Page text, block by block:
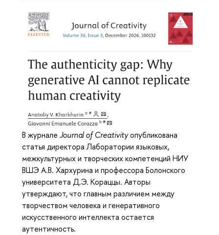
В журнале Journal of Creativityопубликована
статья директора Лаборатории языковых,
межкультурных и творческих компетенций НИУ
ВШЭ А.В. Хархурина и профессора Болонского
университета Д.Э. Кораццы. Авторы
утверждают, что главным различием между
творчеством человека и генеративного
искусственного интеллекта остается
аутентичность.